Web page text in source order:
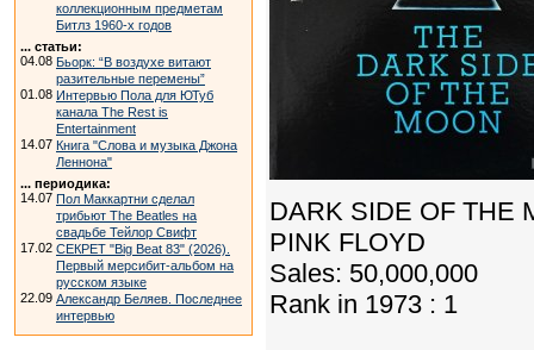
коллекционным предметам
Битлз 1960-х годов
... статьи:
04.08 Бьорк: “В воздухе витают
разительные перемены”
01.08 Интервью Пола для ЮТуб
канала The Rest is
Entertainment
14.07 Книга "Слова и музыка Джона
Леннона"
... периодика:
14.07 Пол Маккартни сделал
трибьют The Beatles на
свадьбе Тейлор Свифт
17.02 СЕКРЕТ "Big Beat 83" (2026).
Первый мерсибит-альбом на
русском языке
22.09 Александр Беляев. Последнее
интервью
DARK SIDE OF THE
PINK FLOYD
Sales: 50,000,000
Rank in 1973 : 1